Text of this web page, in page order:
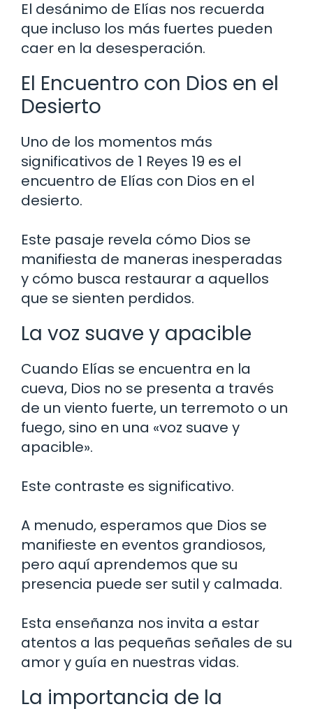
El desánimo de Elías nos recuerda
que incluso los más fuertes pueden
caer en la desesperación.
El Encuentro con Dios en el
Desierto
Uno de los momentos más
significativos de 1 Reyes 19 es el
encuentro de Elías con Dios en el
desierto.
Este pasaje revela cómo Dios se
manifiesta de maneras inesperadas
y cómo busca restaurar a aquellos
que se sienten perdidos.
La voz suave y apacible
Cuando Elías se encuentra en la
cueva, Dios no se presenta a través
de un viento fuerte, un terremoto o un
fuego, sino en una «voz suave y
apacible».
Este contraste es significativo.
A menudo, esperamos que Dios se
manifieste en eventos grandiosos,
pero aquí aprendemos que su
presencia puede ser sutil y calmada.
Esta enseñanza nos invita a estar
atentos a las pequeñas señales de su
amor y guía en nuestras vidas.
La importancia de la